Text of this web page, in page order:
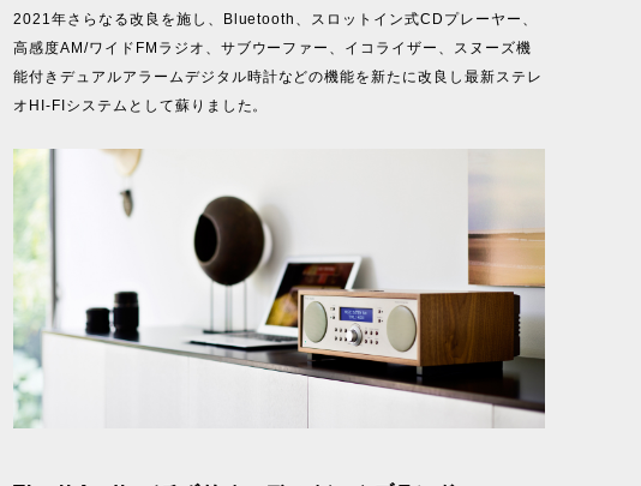
2021年さらなる改良を施し、Bluetooth、スロットイン式CDプレーヤー、
高感度AM/ワイドFMラジオ、サブウーファー、イコライザー、スヌーズ機
能付きデュアルアラームデジタル時計などの機能を新たに改良し最新ステレ
オHI-FIシステムとして蘇りました。